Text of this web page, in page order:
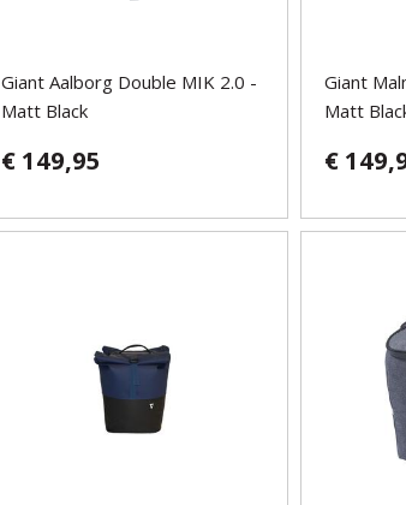
Giant Aalborg Double MIK 2.0 -
Matt Black
€ 149,95
Giant
Matt
€